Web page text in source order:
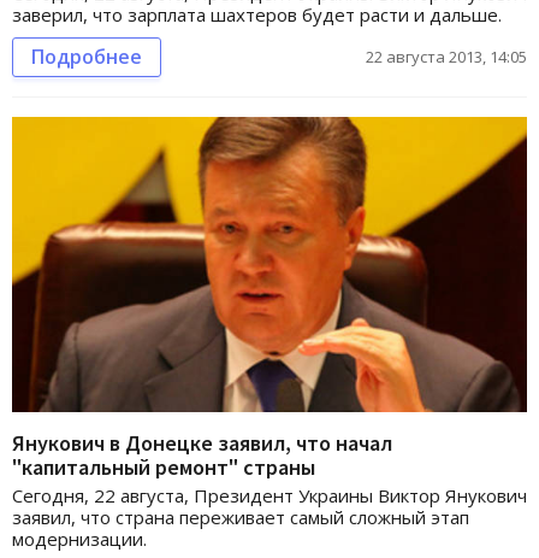
заверил, что зарплата шахтеров будет расти и дальше.
Подробнее 22 августа 2013, 14:05
Янукович в Донецке заявил, что начал
"капитальный ремонт" страны
Сегодня, 22 августа, Президент Украины Виктор Янукович
заявил, что страна переживает самый сложный этап
модернизации.